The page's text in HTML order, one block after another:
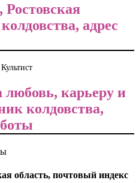
адрес
карьеру и
колдовства,
область, почтовый индекс